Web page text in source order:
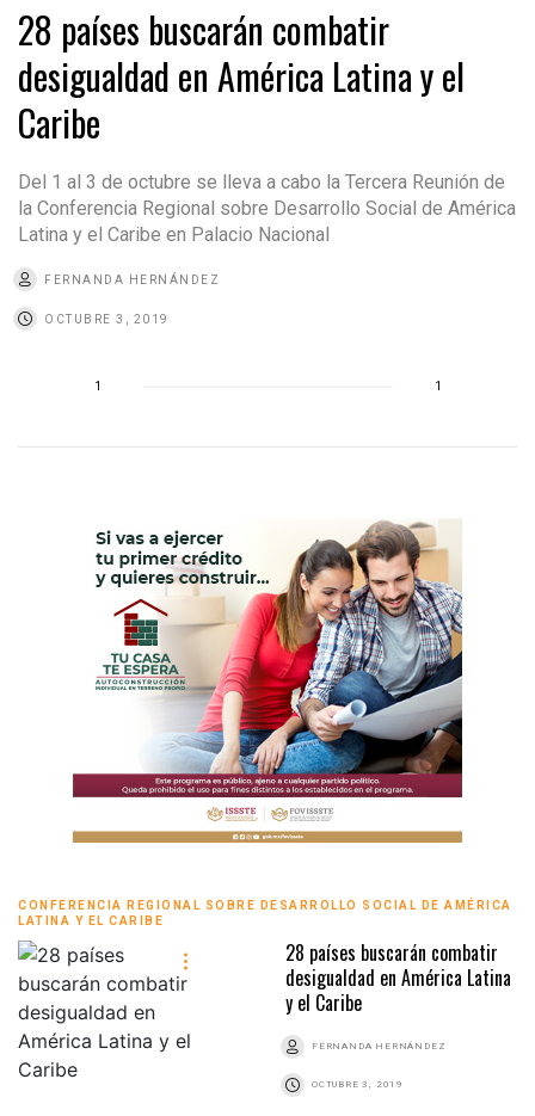
28 países buscarán combatir
desigualdad en América Latina y el
Caribe
Del 1 al 3 de octubre se lleva a cabo la Tercera Reunión de
la Conferencia Regional sobre Desarrollo Social de América
Latina y el Caribe en Palacio Nacional
FERNANDA HERNÁNDEZ
OCTUBRE 3, 2019
1 1
CONFERENCIA REGIONAL SOBRE DESARROLLO SOCIAL DE AMÉRICA
LATINA Y EL CARIBE
28 países buscarán combatir
desigualdad en América Latina
y el Caribe
FERNANDA HERNÁNDEZ
OCTUBRE 3, 2019